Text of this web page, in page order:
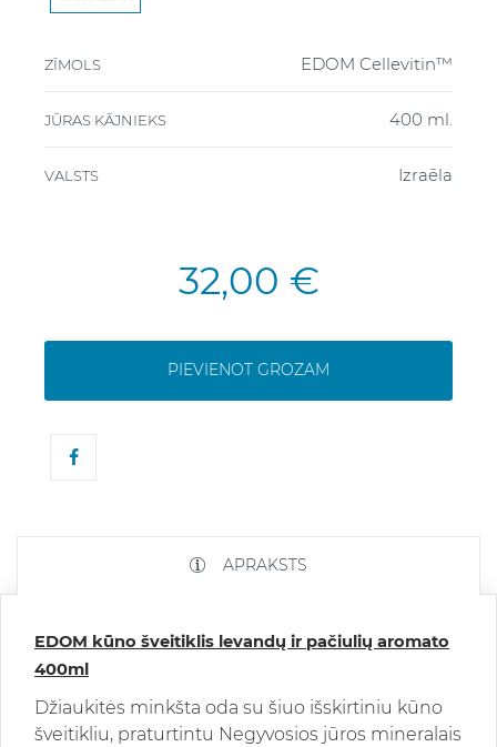
ZĪMOLS EDOM Cellevitin™
JŪRAS KĀJNIEKS 400 ml.
VALSTS Izraēla
32,00 €
PIEVIENOT GROZAM
APRAKSTS
EDOM kūno šveitiklis levandų ir pačiulių aromato
400ml
Džiaukitės minkšta oda su šiuo išskirtiniu kūno
šveitikliu, praturtintu Negyvosios jūros mineralais